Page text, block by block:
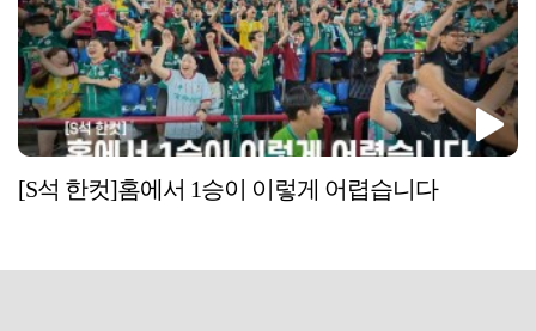
[S석 한컷]홈에서 1승이 이렇게 어렵습니다